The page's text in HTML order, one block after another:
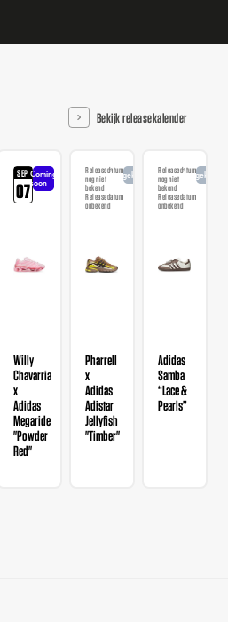
Bekijk releasekalender
SEP
07
Coming
soon
Willy
Chavarria
x
Adidas
Megaride
"Powder
Red"
Releasedatum
nog niet
bekend
Releasedatum
onbekend
Aangekondigd
Pharrell
x
Adidas
Adistar
Jellyfish
"Timber"
Releasedatum
nog niet
bekend
Releasedatum
onbekend
Adidas
Samba
“Lace &
Pearls”